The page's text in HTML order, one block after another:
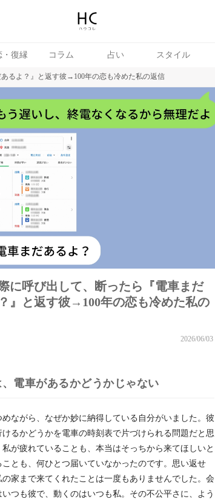
・復縁 コラム 占い スタイル
るよ？』と返す彼→100年の恋も冷めた私の返信
に呼び出して、断ったら『電車まだ
』と返す彼→100年の恋も冷めた私の
2026/06/03
、電車があるかどうかじゃない
めながら、なぜか妙に納得している自分がいました。彼
けるかどうかを電車の時刻表で片づけられる問題だと思
私が疲れていることも、本当はそっちから来てほしいと
ことも、何ひとつ届いていなかったのです。思い返せ
の家まで来てくれたことは一度もありませんでした。会
いつも彼で、動くのはいつも私。その不公平さに、よう